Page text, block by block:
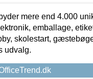
mere end 4.000
emballage,
skolestart,
udvalg.